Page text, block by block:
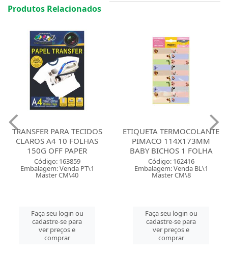
Produtos Relacionados
TRANSFER PARA TECIDOS
CLAROS A4 10 FOLHAS
150G OFF PAPER
Código: 163859
Embalagem: Venda PT\1
Master CM\40
Faça seu login ou
cadastre-se para
ver preços e
comprar
ETIQUETA TERMOCOLANTE
PIMACO 114X173MM
BABY BICHOS 1 FOLHA
Código: 162416
Embalagem: Venda BL\1
Master CM\8
Faça seu login ou
cadastre-se para
ver preços e
comprar